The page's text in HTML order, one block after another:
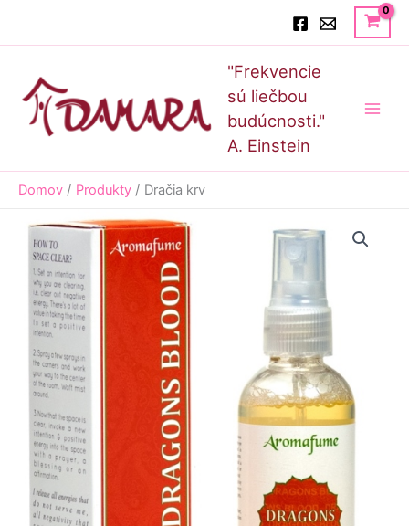
"Frekvencie
sú liečbou
budúcnosti."
A. Einstein
Domov Produkty Dračia krv
množstvo
Dračia
krv